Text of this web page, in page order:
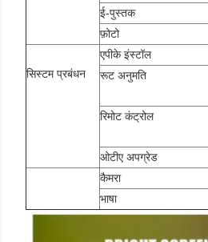
ई-पुस्तक
फ़ोटो
सिस्टम प्रबंधन
एपीके इंस्टॉल
रूट अनुमति
रिमोट कंट्रोल
ओटीए अपग्रेड
कैमरा
भाषा